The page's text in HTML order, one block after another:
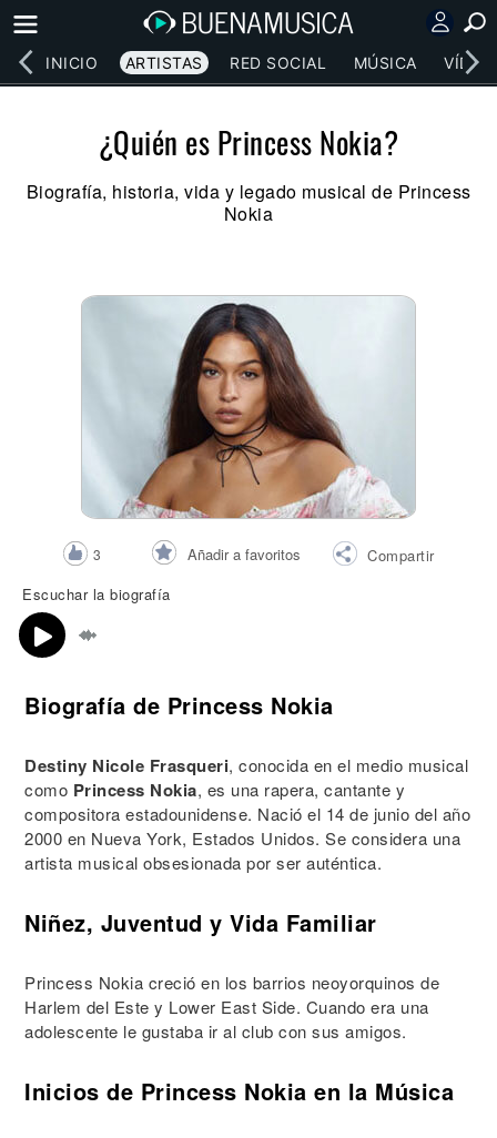
INICIO ARTISTAS RED SOCIAL MÚSICA
¿Quién es Princess Nokia?
Biografía, historia, vida y legado musical de Princess
Nokia
3 Añadir a favoritos
Compartir
Escuchar la biografía
Biografía de Princess Nokia
Destiny Nicole Frasqueri, conocida en el medio musical
como Princess Nokia, es una rapera, cantante y
compositora estadounidense. Nació el 14 de junio del año
2000 en Nueva York, Estados Unidos. Se considera una
artista musical obsesionada por ser auténtica.
Niñez, Juventud y Vida Familiar
Princess Nokia creció en los barrios neoyorquinos de
Harlem del Este y Lower East Side. Cuando era una
adolescente le gustaba ir al club con sus amigos.
Inicios de Princess Nokia en la Música